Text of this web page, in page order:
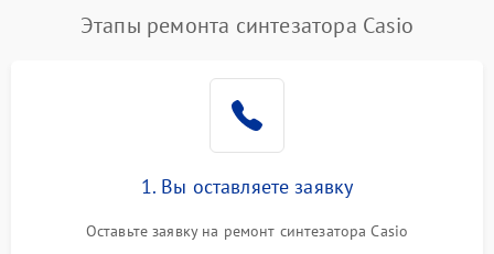
Этапы ремонта синтезатора Casio
1. Вы оставляете заявку
Оставьте заявку на ремонт синтезатора Casio